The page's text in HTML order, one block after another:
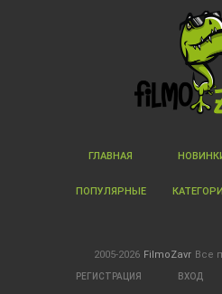
ГЛАВНАЯ
ПОПУЛЯРНЫЕ
2005-2026 FilmoZavr Все
РЕГИСТРАЦИЯ ВХОД